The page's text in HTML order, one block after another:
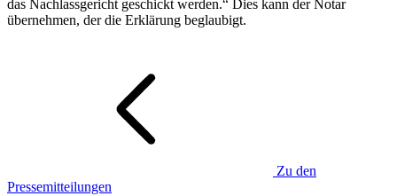
das Nachlassgericht geschickt werden.“ Dies kann der Notar
übernehmen, der die Erklärung beglaubigt.
Zu den
Pressemitteilungen